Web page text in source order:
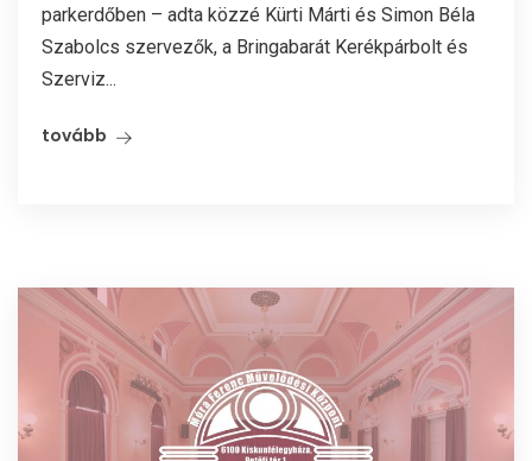
parkerdőben – adta közzé Kürti Márti és Simon Béla
Szabolcs szervezők, a Bringabarát Kerékpárbolt és
Szerviz...
tovább